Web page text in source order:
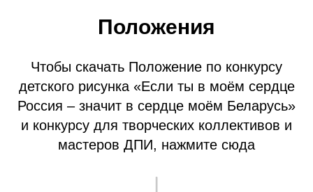
Положения
Чтобы скачать Положение по конкурсу
детского рисунка «Если ты в моём сердце
Россия – значит в сердце моём Беларусь»
и конкурсу для творческих коллективов и
мастеров ДПИ, нажмите сюда